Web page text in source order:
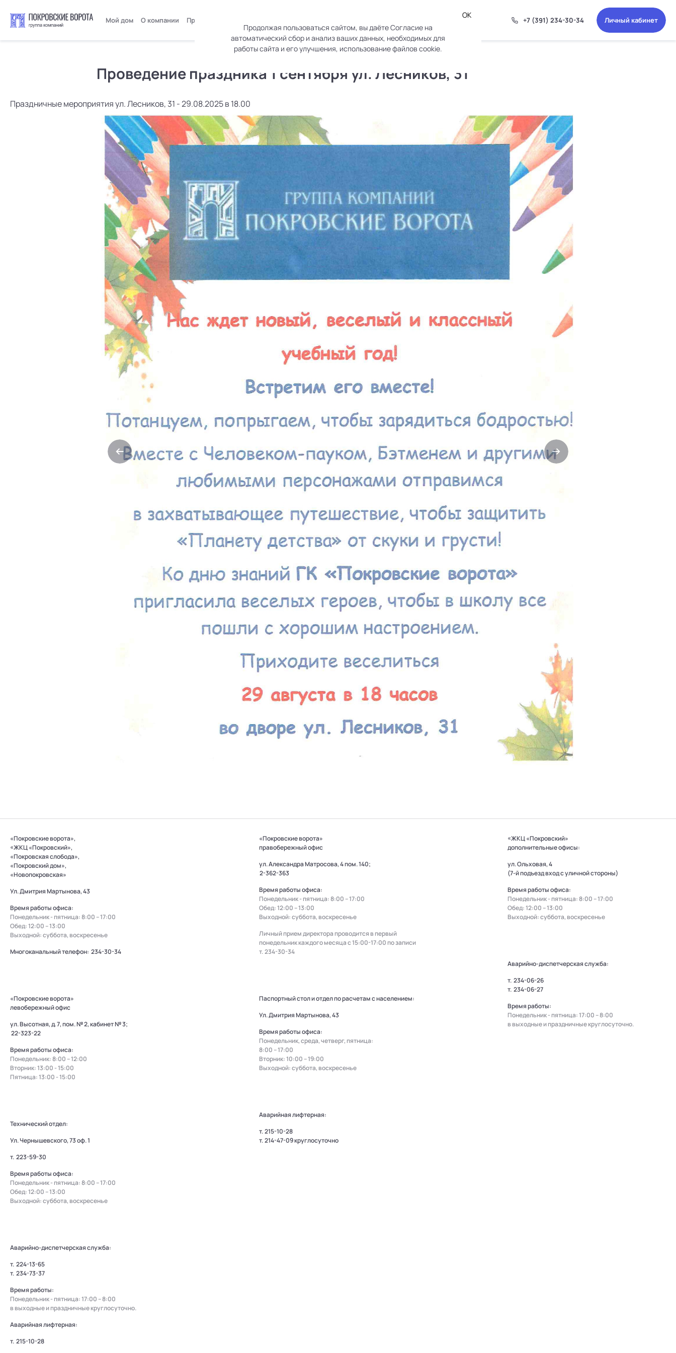
Мой дом О компании Пресс-центр +7 (391) 234-30-34 Личный кабинет
Проведение праздника 1 сентября ул. Лесников, 31
Праздничные мероприятия ул. Лесников, 31 - 29.08.2025 в 18.00
«Покровские ворота»,
«ЖКЦ «Покровский»,
«Покровская слобода»,
«Покровский дом»,
«Новопокровская»
Ул. Дмитрия Мартынова, 43
Время работы офиса:
Понедельник - пятница: 8:00 – 17:00
Обед: 12:00 – 13:00
Выходной: суббота, воскресенье
Многоканальный телефон: 234-30-34
«Покровские ворота»
левобережный офис
ул. Высотная, д. 7, пом. № 2, кабинет № 3;
22-323-22
Время работы офиса:
Понедельник: 8:00 – 12:00
Вторник: 13:00 - 15:00
Пятница: 13:00 - 15:00
Технический отдел:
Ул. Чернышевского, 73 оф. 1
т. 223-59-30
Время работы офиса:
Понедельник - пятница: 8:00 – 17:00
Обед: 12:00 – 13:00
Выходной: суббота, воскресенье
Аварийно-диспетчерская служба:
т. 224-13-65
т. 234-73-37
Время работы:
Понедельник - пятница: 17:00 – 8:00
в выходные и праздничные круглосуточно.
Аварийная лифтерная:
т. 215-10-28
«Покровские ворота»
правобережный офис
ул. Александра Матросова, 4 пом. 140;
2-362-363
Время работы офиса:
Понедельник - пятница: 8:00 – 17:00
Обед: 12:00 – 13:00
Выходной: суббота, воскресенье
Личный прием директора проводится в первый
понедельник каждого месяца с 15:00-17:00 по записи
т.234-30-34
Паспортный стол и отдел по расчетам с населением:
Ул. Дмитрия Мартынова, 43
Время работы офиса:
Понедельник, среда, четверг, пятница:
8:00 – 17:00
Вторник: 10:00 – 19:00
Выходной: суббота, воскресенье
Аварийная лифтерная:
т.215-10-28
т.214-47-09круглосуточно
«ЖКЦ «Покровский»
дополнительные офисы:
ул. Ольховая, 4
(7-й подъезд вход с уличной стороны)
Время работы офиса:
Понедельник - пятница: 8:00 – 17:00
Обед: 12:00 – 13:00
Выходной: суббота, воскресенье
Аварийно-диспетчерская служба:
т. 234-06-26
т. 234-06-27
Время работы:
Понедельник - пятница: 17:00 – 8:00
в выходные и праздничные круглосуточно.
ОК
Продолжая пользоваться сайтом, вы даётеСогласие на
автоматический сбор и анализ ваших данных, необходимых для
работы сайта и его улучшения, использование файлов cookie.